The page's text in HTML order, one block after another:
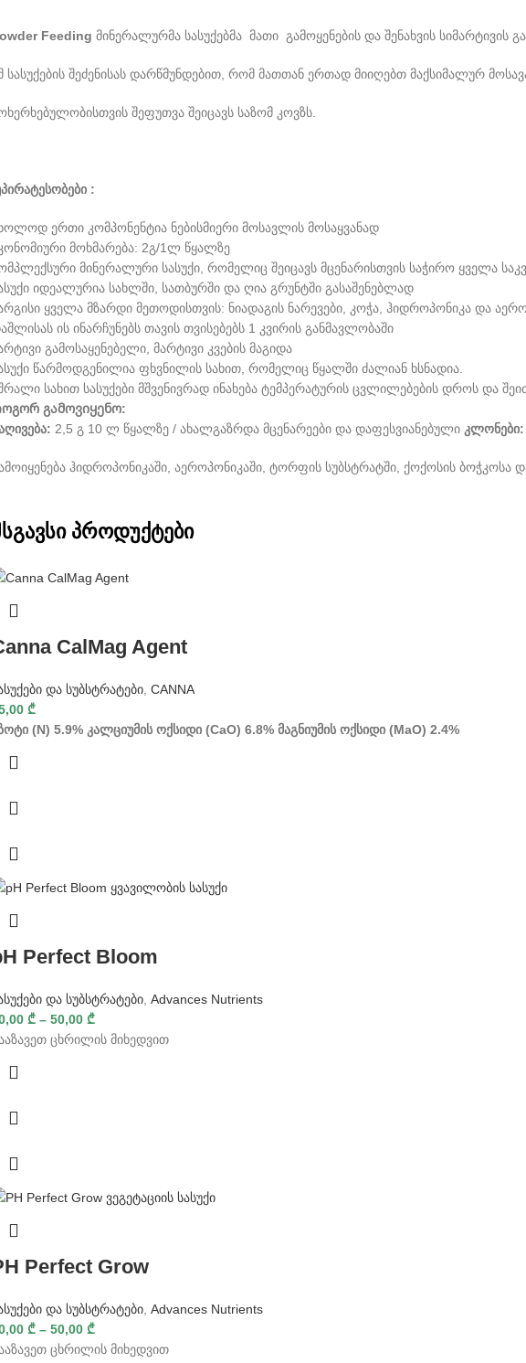
Feeding მინერალურმა სასუქებმა მათი გამოყენების და შენახვის
სასუქების შეძენისას დარწმუნდებით, რომ მათთან ერთად მიიღებთ მაქსიმალურ
შეფუთვა შეიცავს საზომ კოვზს.
:
ერთი კომპონენტია ნებისმიერი მოსავლის მოსაყვანად
მოხმარება: 2გ/1ლ წყალზე
მინერალური სასუქი, რომელიც შეიცავს მცენარისთვის საჭირო ყველა
იდეალურია სახლში, სათბურში და ღია გრუნტში გასაშენებლად
ყველა მზარდი მეთოდისთვის: ნიადაგის ნარევები, კოჭა, ჰიდროპონიკა და
ის ინარჩუნებს თავის თვისებებს 1 კვირის განმავლობაში
გამოსაყენებელი, მარტივი კვების მაგიდა
წარმოდგენილია ფხვნილის სახით, რომელიც წყალში ძალიან ხსნადია.
სახით სასუქები მშვენივრად ინახება ტემპერატურის ცვლილებების დროს და
გამოვიყენო:
2,5 გ 10 ლ წყალზე / ახალგაზრდა მცენარეები და დაფესვიანებულიკლონები:
ჰიდროპონიკაში, აეროპონიკაში, ტორფის სუბსტრატში, ქოქოსის ბოჭკოსა
პროდუქტები
CalMag Agent
და სუბსტრატები CANNA
₾
(N) 5.9% კალციუმის ოქსიდი (CaO) 6.8% მაგნიუმის ოქსიდი (MaO) 2.4%
Perfect Bloom
და სუბსტრატები Advances Nutrients
₾ – 50,00₾
ცხრილის მიხედვით
Perfect Grow
და სუბსტრატები Advances Nutrients
₾ – 50,00₾
ცხრილის მიხედვით